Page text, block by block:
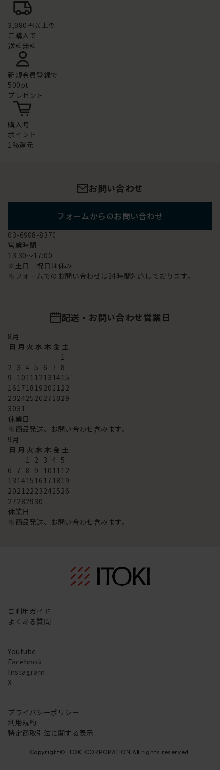
3,980円以上の
ご購入で
送料無料
新規会員登録で
500pt
プレゼント
購入時
ポイント
1%還元
お問い合わせ
フォームからのお問い合わせ
03-6908-8370
営業時間
13:30～17:00
※土日 祝日は休み
※フォームでのお問い合わせは24時間対応しております。
配送・お問い合わせ営業日
8月
日 月 火 水 木 金 土
1
2 3 4 5 6 7 8
9 101112131415
16171819202122
23242526272829
3031
休業日
※商品発送、お問い合わせ含みます。
9月
日 月 火 水 木 金 土
1 2 3 4 5
6 7 8 9 101112
13141516171819
20212223242526
27282930
休業日
※商品発送、お問い合わせ含みます。
ご利用ガイド
よくある質問
Youtube
Facebook
Instagram
X
プライバシーポリシー
利用規約
特定商取引法に関する表示
Copyright© ITOKI CORPORATION All rights reserved.